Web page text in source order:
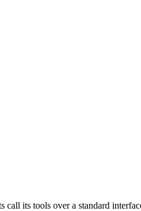
its tools over a standard